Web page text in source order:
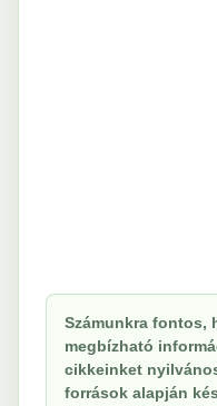
Számunkra fontos,
megbízható
cikkeinket
források alapján